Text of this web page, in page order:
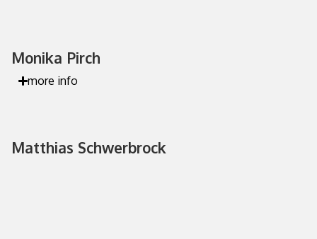
Monika Pirch
more info
Matthias Schwerbrock